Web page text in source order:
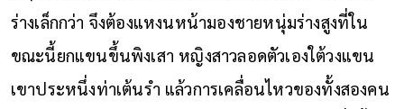
ร่างเล็กกว่า จึงต้องแหงนหน้ามองชายหนุ่มร่างสูงที่ใน
ขณะนี้ยกแขนขึ้นพิงเสา หญิงสาวลอดตัวเองใต้วงแขน
เขาประหนึ่งท่าเต้นรำ แล้วการเคลื่อนไหวของทั้งสองคน